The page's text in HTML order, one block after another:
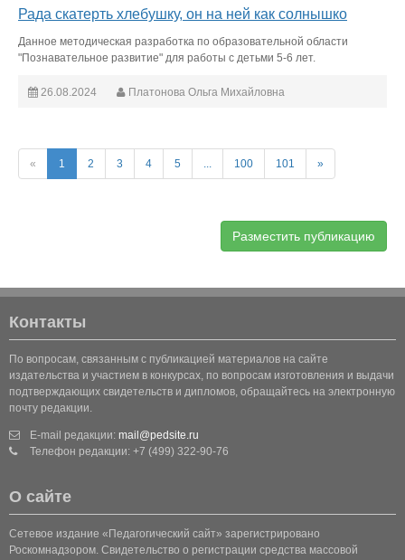
Рада скатерть хлебушку, он на ней как солнышко
Данное методическая разработка по образовательной области
"Познавательное развитие" для работы с детьми 5-6 лет.
26.08.2024 Платонова Ольга Михайловна
« 1 2 3 4 5 ... 100 101 »
Разместить публикацию
Контакты
По вопросам, связанным с публикацией материалов на сайте
издательства и участием в конкурсах, по вопросам изготовления и выдачи
подтверждающих свидетельств и дипломов, обращайтесь на электронную
почту редакции.
E-mail редакции: mail@pedsite.ru
Телефон редакции: +7 (499) 322-90-76
О сайте
Сетевое издание «Педагогический сайт» зарегистрировано
Роскомнадзором. Свидетельство о регистрации средства массовой